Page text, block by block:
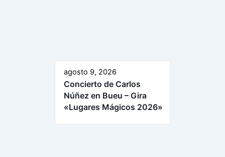
agosto 9, 2026
Concierto de Carlos
Núñez en Bueu – Gira
«Lugares Mágicos 2026»